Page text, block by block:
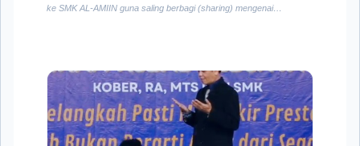
ke SMK AL-AMIIN guna saling berbagi (sharing) mengenai